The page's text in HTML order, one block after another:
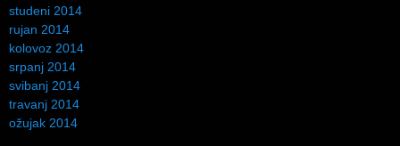
studeni 2014
rujan 2014
kolovoz 2014
srpanj 2014
svibanj 2014
travanj 2014
ožujak 2014